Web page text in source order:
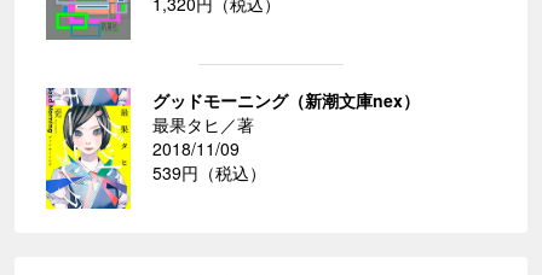
グッドモーニング（新潮文庫nex）
最果タヒ／著
2018/11/09
539円（税込）